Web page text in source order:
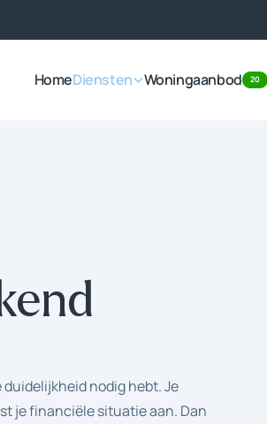
HomeDiensten Woningaanbod 20
nodig hebt. Je
je financiële situatie aan. Dan